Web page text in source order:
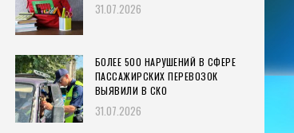
31.07.2026
БОЛЕЕ 500 НАРУШЕНИЙ В СФЕРЕ
ПАССАЖИРСКИХ ПЕРЕВОЗОК
ВЫЯВИЛИ В СКО
31.07.2026